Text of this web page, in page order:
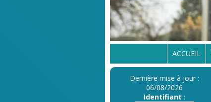
ACCUEIL
Dernière mise à jour :
06/08/2026
Identifiant :